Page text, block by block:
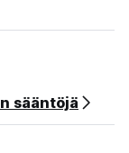
joka ilta:
sääntöjä